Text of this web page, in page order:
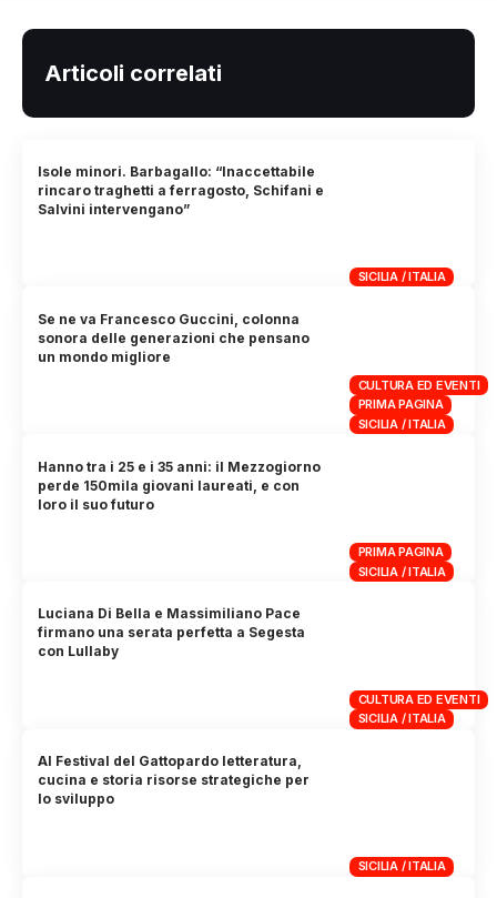
Articoli correlati
SICILIA / ITALIA
Isole minori. Barbagallo: “Inaccettabile
rincaro traghetti a ferragosto, Schifani e
Salvini intervengano”
CULTURA ED EVENTI
PRIMA PAGINA
SICILIA / ITALIA
Se ne va Francesco Guccini, colonna
sonora delle generazioni che pensano
un mondo migliore
PRIMA PAGINA
SICILIA / ITALIA
Hanno tra i 25 e i 35 anni: il Mezzogiorno
perde 150mila giovani laureati, e con
loro il suo futuro
CULTURA ED EVENTI
SICILIA / ITALIA
Luciana Di Bella e Massimiliano Pace
firmano una serata perfetta a Segesta
con Lullaby
SICILIA / ITALIA
Al Festival del Gattopardo letteratura,
cucina e storia risorse strategiche per
lo sviluppo